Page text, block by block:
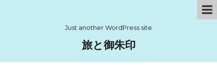
Just another WordPress site
旅と御朱印